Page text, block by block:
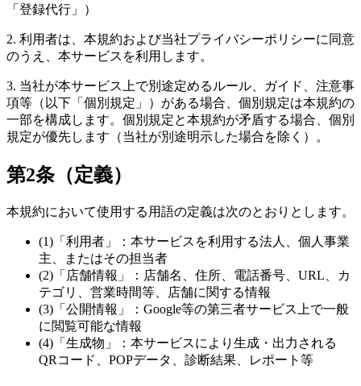
「登録代行」）
2. 利用者は、本規約および当社プライバシーポリシーに同意
のうえ、本サービスを利用します。
3. 当社が本サービス上で別途定めるルール、ガイド、注意事
項等（以下「個別規定」）がある場合、個別規定は本規約の
一部を構成します。個別規定と本規約が矛盾する場合、個別
規定が優先します（当社が別途明示した場合を除く）。
第2条（定義）
本規約において使用する用語の定義は次のとおりとします。
(1)「利用者」：本サービスを利用する法人、個人事業
主、またはその担当者
(2)「店舗情報」：店舗名、住所、電話番号、URL、カ
テゴリ、営業時間等、店舗に関する情報
(3)「公開情報」：Google等の第三者サービス上で一般
に閲覧可能な情報
(4)「生成物」：本サービスにより生成・出力される
QRコード、POPデータ、診断結果、レポート等